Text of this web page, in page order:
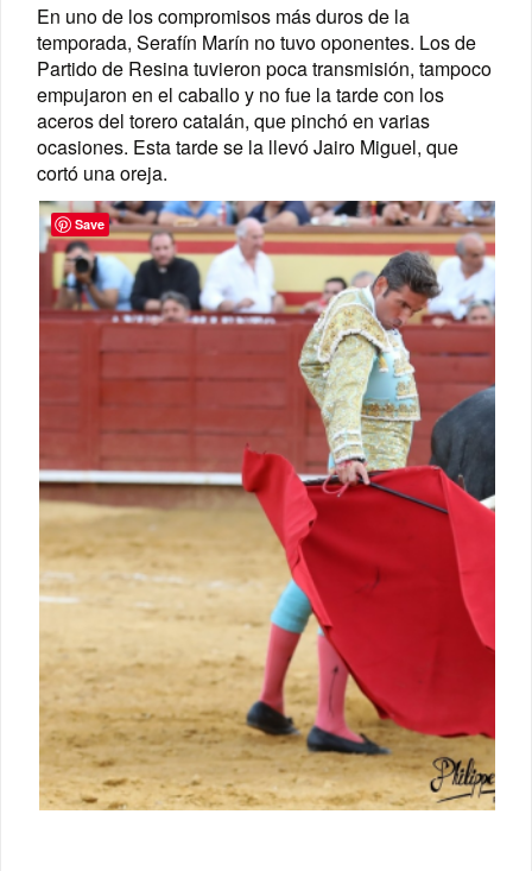
En uno de los compromisos más duros de la
temporada, Serafín Marín no tuvo oponentes. Los de
Partido de Resina tuvieron poca transmisión, tampoco
empujaron en el caballo y no fue la tarde con los
aceros del torero catalán, que pinchó en varias
ocasiones. Esta tarde se la llevó Jairo Miguel, que
cortó una oreja.
Save